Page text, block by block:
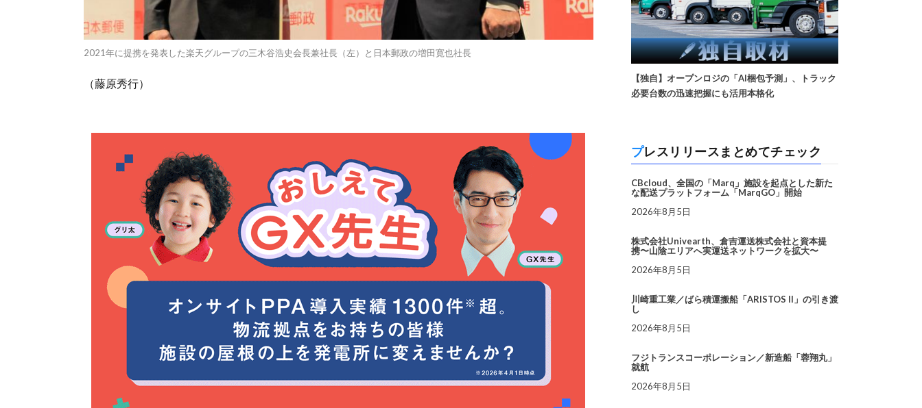
2021年に提携を発表した楽天グループの三木谷浩史会長兼社長（左）と日本郵政の増田寛也社長
（藤原秀行）
【独自】オープンロジの「AI梱包予測」、トラック
必要台数の迅速把握にも活用本格化
プレスリリースまとめてチェック
CBcloud、全国の「Marq」施設を起点とした新た
な配送プラットフォーム「MarqGO」開始
2026年8月5日
株式会社Univearth、倉吉運送株式会社と資本提
携〜山陰エリアへ実運送ネットワークを拡大〜
2026年8月5日
川崎重工業／ばら積運搬船「ARISTOS II」の引き渡
し
2026年8月5日
フジトランスコーポレーション／新造船「蓉翔丸」
就航
2026年8月5日